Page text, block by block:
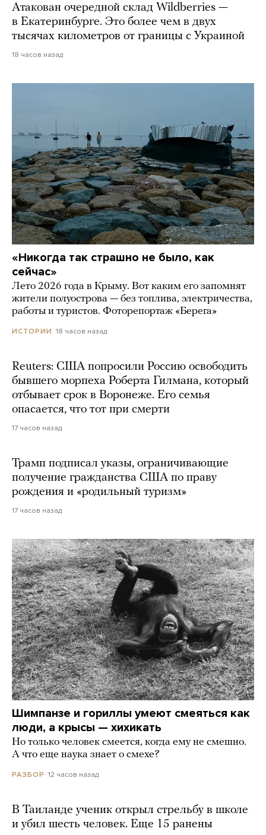
Атакован очередной склад Wildberries —
в Екатеринбурге. Это более чем в двух
тысячах километров от границы с Украиной
18 часов назад
«Никогда так страшно не было, как
сейчас»
Лето 2026 года в Крыму. Вот каким его запомнят
жители полуострова — без топлива, электричества,
работы и туристов. Фоторепортаж «Берега»
ИСТОРИИ 18 часов назад
Reuters: США попросили Россию освободить
бывшего морпеха Роберта Гилмана, который
отбывает срок в Воронеже. Его семья
опасается, что тот при смерти
17 часов назад
Трамп подписал указы, ограничивающие
получение гражданства США по праву
рождения и «родильный туризм»
17 часов назад
Шимпанзе и гориллы умеют смеяться как
люди, а крысы — хихикать
Но только человек смеется, когда ему не смешно.
А что еще наука знает о смехе?
РАЗБОР 12 часов назад
В Таиланде ученик открыл стрельбу в школе
и убил шесть человек. Еще 15 ранены